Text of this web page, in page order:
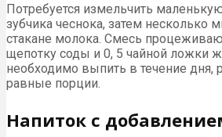
Потребуется измельчить
зубчика чеснока, затем несколько
стакане молока. Смесь
щепотку соды и 0, 5 чайной ложки
необходимо выпить в течение дня,
равные порции.
Напиток с